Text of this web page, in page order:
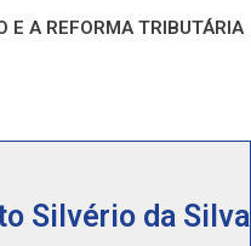
E A REFORMA TRIBUTÁRIA
Silvério da Silva